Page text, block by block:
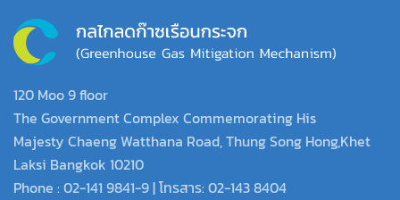
120 Moo 9 floor
The Government Complex Commemorating His
Majesty Chaeng Watthana Road, Thung Song Hong,Khet
Laksi Bangkok 10210
Phone : 02-141 9841-9 | โทรสาร: 02-143 8404